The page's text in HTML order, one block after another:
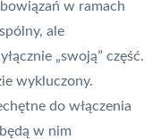
w ramach
ale
„swoją” część.
wykluczony.
do włączenia
w nim